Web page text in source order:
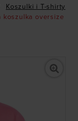
Koszulki i T-shirty
koszulka oversize